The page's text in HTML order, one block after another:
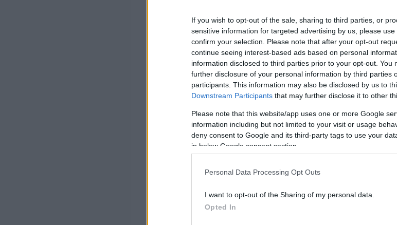
If you wish to opt-out of the sale, sharing to third parties, or
sensitive information for targeted advertising by us, please
confirm your selection. Please note that after your opt-out
continue seeing interest-based ads based on personal
information disclosed to third parties prior to your opt-out. You
further disclosure of your personal information by third parties
participants. This information may also be disclosed by us to
Downstream Participants that may further disclose it to other
Please note that this website/app uses one or more Google
information including but not limited to your visit or usage
deny consent to Google and its third-party tags to use your
in below Google consent section.
Personal Data Processing Opt Outs
I want to opt-out of the Sharing of my personal data.
Opted In